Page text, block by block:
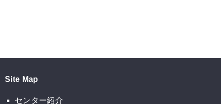
Site Map
センター紹介